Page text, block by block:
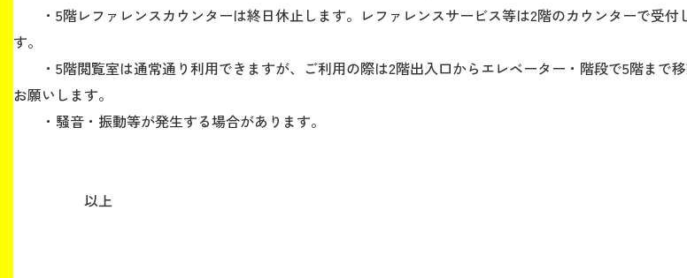
2026年9月入学者向け 新入生サイト
MGグッズ オンラインショップ
・5階レファレンスカウンターは終日休止します。レファレンスサービス等は2階のカウンターで受付
す。
・5階閲覧室は通常通り利用できますが、ご利用の際は2階出入口からエレベーター・階段で5階まで
お願いします。
・騒音・振動等が発生する場合があります。
以上